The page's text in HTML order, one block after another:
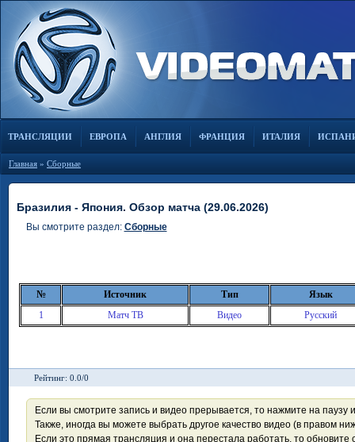
ТРАНСЛЯЦИИ ЕВРОПА АНГЛИЯ ФРАНЦИЯ ИТАЛИЯ
Главная » Сборные
Бразилия - Япония. Обзор матча (29.06.2026)
Вы смотрите раздел: Сборные
№ Источник Тип
Язык
1
Матч ТВ Видео Русский
Рейтинг: 0.0/0
Если вы смотрите запись и видео прерывается, то нажмите на паузу
Также, иногда вы можете выбрать другое качество видео (в правом
Если это прямая трансляция и она перестала работать, то обновите